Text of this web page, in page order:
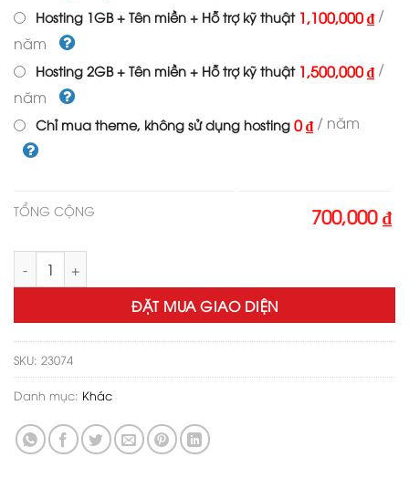
1,000,000 ₫.
là:
Hosting 1GB + Tên miền + Hỗ trợ kỹ thuật 1,100,000 ₫ /
năm
Hosting 2GB + Tên miền + Hỗ trợ kỹ thuật 1,500,000 ₫ /
năm
Chỉ mua theme, không sử dụng hosting 0 ₫ / năm
TỔNG CỘNG 700,000 ₫
Theme wordpress nha khoa 05 số lượng
ĐẶT MUA GIAO DIỆN
SKU: 23074
Danh mục: Khác